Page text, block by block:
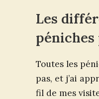
Les
Toutes les
pas, et j’ai
fil de mes